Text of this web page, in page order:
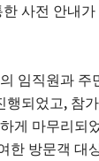
사전 안내
임직원과 주
되었고, 참
게 마무리되
한 방문객 대